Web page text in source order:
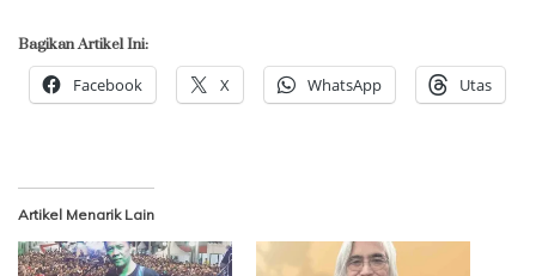
Bagikan Artikel Ini:
Facebook X WhatsApp Utas
Artikel Menarik Lain